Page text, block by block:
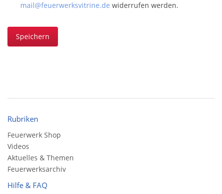
mail@feuerwerksvitrine.de widerrufen werden.
Speichern
Rubriken
Feuerwerk Shop
Videos
Aktuelles & Themen
Feuerwerksarchiv
Hilfe & FAQ